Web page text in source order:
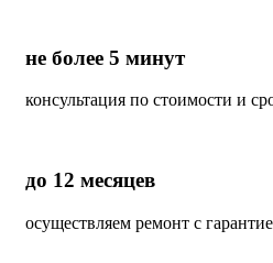
не более 5 минут
консультация по стоимости и
до 12 месяцев
осуществляем ремонт с